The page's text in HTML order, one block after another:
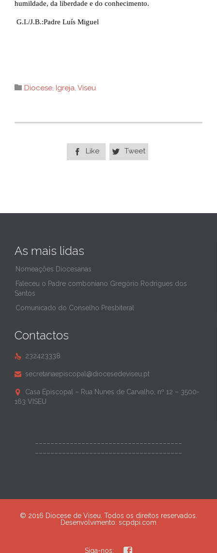
humildade, da liberdade e do conhecimento.
G.I./J.B.:Padre Luís Miguel
 Category
Diocese, Igreja, Viseu
 Like  Tweet
As mais lidas
Nomeações Diocesanas
Faleceu o Padre comboniano Gregório Rodrigues dos
Santos
Comunicado do Conselho Presbiteral
Contactos
 232423338
 secretariaepiscopal@diocesedeviseu.pt

Casa Episcopal – Rua Nunes de Carvalho, nº 12 – 3500-
163 VISEU
© 2016 Diocese de Viseu. Todos os direitos reservados.
Desenvolvimento: scpdpi.com
Siga-nos: 